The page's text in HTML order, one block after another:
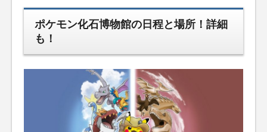
ポケモン化石博物館の日程と場所！詳細
も！